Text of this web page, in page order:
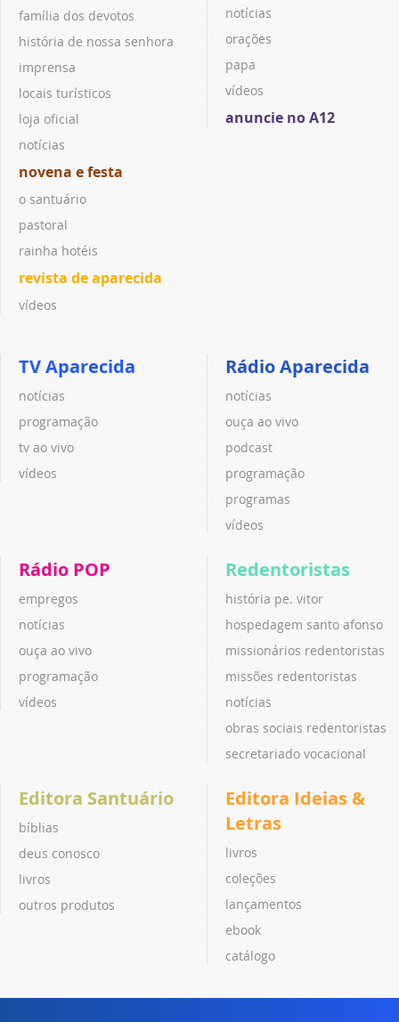
família dos devotos
história de nossa senhora
imprensa
locais turísticos
loja oficial
notícias
novena e festa
o santuário
pastoral
rainha hotéis
revista de aparecida
vídeos
notícias
orações
papa
vídeos
anuncie no A12
TV Aparecida
notícias
programação
tv ao vivo
vídeos
Rádio Aparecida
notícias
ouça ao vivo
podcast
programação
programas
vídeos
Rádio POP
empregos
notícias
ouça ao vivo
programação
vídeos
Redentoristas
história pe. vitor
hospedagem santo afonso
missionários redentoristas
missões redentoristas
notícias
obras sociais redentoristas
secretariado vocacional
Editora Santuário
bíblias
deus conosco
livros
outros produtos
Editora Ideias &
Letras
livros
coleções
lançamentos
ebook
catálogo